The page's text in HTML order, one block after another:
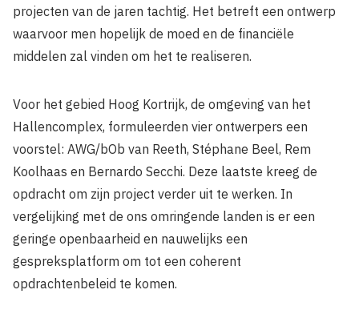
projecten van de jaren tachtig. Het betreft een ontwerp
waarvoor men hopelijk de moed en de financiële
middelen zal vinden om het te realiseren.
Voor het gebied Hoog Kortrijk, de omgeving van het
Hallencomplex, formuleerden vier ontwerpers een
voorstel: AWG/bOb van Reeth, Stéphane Beel, Rem
Koolhaas en Bernardo Secchi. Deze laatste kreeg de
opdracht om zijn project verder uit te werken. In
vergelijking met de ons omringende landen is er een
geringe openbaarheid en nauwelijks een
gespreksplatform om tot een coherent
opdrachtenbeleid te komen.